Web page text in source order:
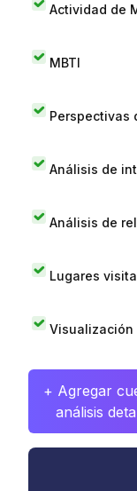
Actividad de
MBTI
Perspectivas
Análisis de
Análisis de
Lugares
Visualización
+ Agregar
análisis